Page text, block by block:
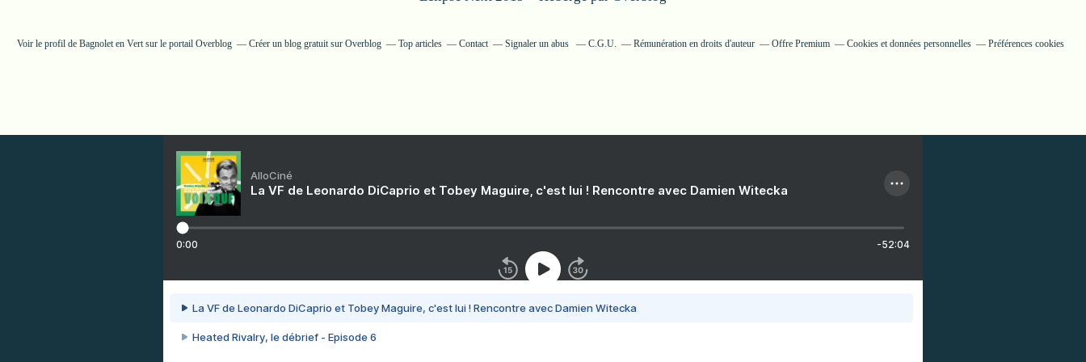
Voir le profil de Bagnolet en Vertsur le portail Overblog Créer un blog gratuit sur Overblog Top articles Contact Signaler un abus C.G.U. Rémunération en droits d'auteur Offre Premium Cookies et données personnelles Préférences cookies
AlloCiné
La VF de Leonardo DiCaprio et Tobey Maguire, c'est lui ! Rencontre avec Damien Witecka
0:00 -52:04
La VF de Leonardo DiCaprio et Tobey Maguire, c'est lui ! Rencontre avec Damien Witecka
Heated Rivalry, le débrief - Episode 6